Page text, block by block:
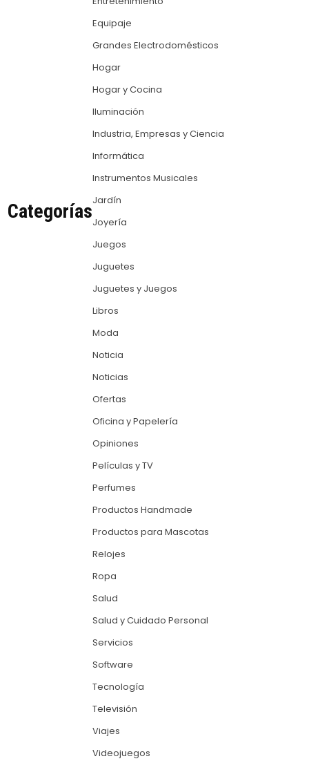
Categorías
Equipaje
Grandes Electrodomésticos
Hogar
Hogar y Cocina
Iluminación
Industria, Empresas y Ciencia
Informática
Instrumentos Musicales
Jardín
Joyería
Juegos
Juguetes
Juguetes y Juegos
Libros
Moda
Noticia
Noticias
Ofertas
Oficina y Papelería
Opiniones
Películas y TV
Perfumes
Productos Handmade
Productos para Mascotas
Relojes
Ropa
Salud
Salud y Cuidado Personal
Servicios
Software
Tecnología
Televisión
Viajes
Videojuegos